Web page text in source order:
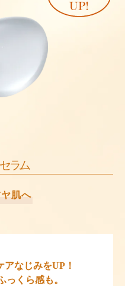
ラム
肌へ
なじみをUP！
っくら感も。